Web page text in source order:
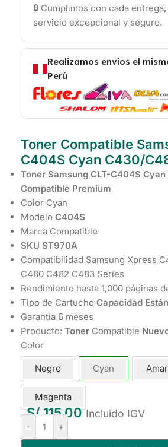
🔒 Cumplimos con cada
servicio excepcional y seguro.
Realizamos envíos el
Perú
Toner Compatible
C404S Cyan C430/
Toner Samsung CLT-C404S
Compatible Premium
Color Cyan
Modelo C404S
Marca Compatible
SKU ST970A
Compatibilidad Samsung Xpress
C480 C482 C483 Series
Rendimiento hasta 1,000 páginas
Tipo de Cartucho Capacidad
Garantía 6 meses
Producto: Toner Compatible
Color
Negro Cyan
Magenta
S/115.00 Incluido IGV
- +